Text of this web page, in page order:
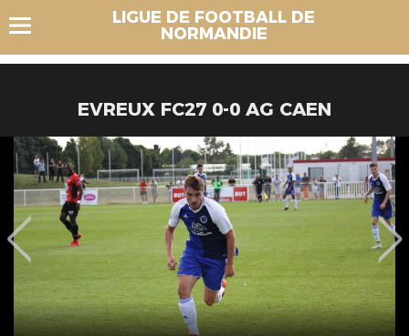
LIGUE DE FOOTBALL DE
NORMANDIE
EVREUX FC27 0-0 AG CAEN